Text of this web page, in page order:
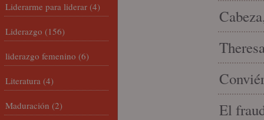
El
Liderarme para liderar (4)
Liderazgo (156)
liderazgo femenino (6)
Literatura (4)
Maduración (2)